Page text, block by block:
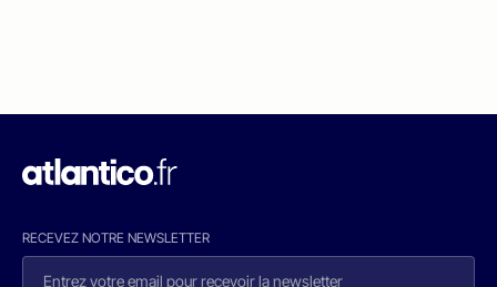
RECEVEZ NOTRE NEWSLETTER